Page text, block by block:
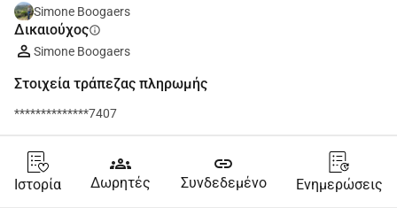
Simone Boogaers
Δικαιούχοςinfo
Simone Boogaers
Στοιχεία τράπεζας πληρωμής
**************7407
Ιστορία
groups
Δωρητές
link
Συνδεδεμένο Ενημερώσεις